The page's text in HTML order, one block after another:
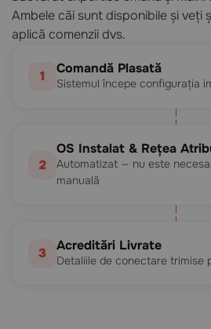
Ambele căi sunt disponibile și veți
aplică comenzii dvs.
1 Comandă Plasată
Sistemul începe configurația
2
OS Instalat & Rețea
Automatizat — nu este
manuală
3 Acreditări Livrate
Detaliile de conectare trimise